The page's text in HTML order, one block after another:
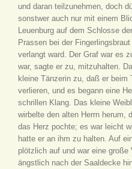
und daran teilzunehmen, doch
sonstwer auch nur mit einem
Leuenburg auf dem Schlosse
Prassen bei der
verlangt ward. Der Graf war es
war, sagte er zu, mitzuhalten.
kleine Tänzerin zu, daß er
verlieren, und es begann eine
schrillen Klang. Das kleine
wirbelte den alten Herrn herum,
das Herz pochte; es war leicht
hatte er an ihm zu halten. Auf
plötzlich auf und war eine
ängstlich nach der Saaldecke